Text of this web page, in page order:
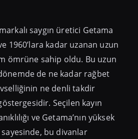
saygın üretici Getama
1960’lara kadar uzanan uzun
ömrüne sahip oldu. Bu uzun
de ne kadar rağbet
ne denli takdir
Seçilen kayın
ve Getama’nın yüksek
bu divanlar